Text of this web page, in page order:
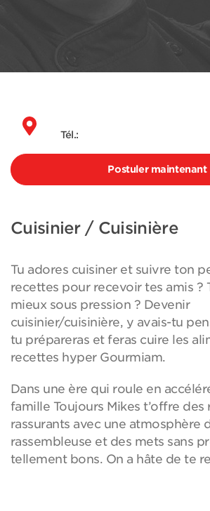
Cuisinier / Cuisinière
Tu adores cuisiner et suivre ton
recettes pour recevoir tes amis ?
mieux sous pression ? Devenir
cuisinier/cuisinière, y avais-tu
tu prépareras et feras cuire les
recettes hyper Gourmiam.
Dans une ère qui roule en
famille Toujours Mikes t’offre des
rassurants avec une atmosphère
rassembleuse et des mets sans
tellement bons. On a hâte de te
Tél.:
Postuler maintenant